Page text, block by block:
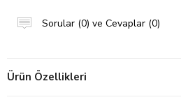
Sorular (0) ve Cevaplar (0)
Ürün Özellikleri